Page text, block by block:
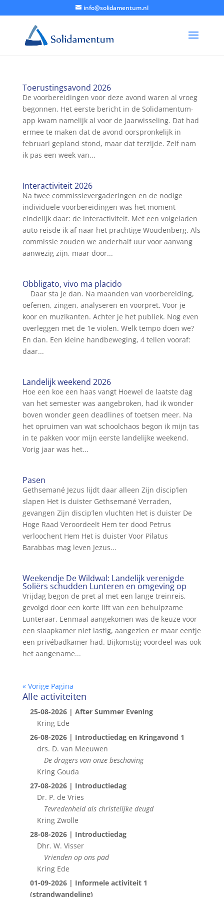
info@solidamentum.nl
Toerustingsavond 2026
De voorbereidingen voor deze avond waren al vroeg
begonnen. Het eerste bericht in de Solidamentum-
app kwam namelijk al voor de jaarwisseling. Dat had
ermee te maken dat de avond oorspronkelijk in
februari gepland stond, maar dat terzijde. Zelf nam
ik pas een week van...
Interactiviteit 2026
Na twee commissievergaderingen en de nodige
individuele voorbereidingen was het moment
eindelijk daar: de interactiviteit. Met een volgeladen
auto reisde ik af naar het prachtige Woudenberg. Als
commissie zouden we anderhalf uur voor aanvang
aanwezig zijn, maar door...
Obbligato, vivo ma placido
Daar sta je dan. Na maanden van voorbereiding,
oefenen, zingen, analyseren en voorpret. Voor je
koor en muzikanten. Achter je het publiek. Nog even
overleggen met de 1e violen. Welk tempo doen we?
En dan. Een kleine handbeweging, 4 tellen vooraf:
daar...
Landelijk weekend 2026
Hoe een koe een haas vangt Hoewel de laatste dag
van het semester was aangebroken, had ik wonder
boven wonder geen deadlines of toetsen meer. Na
het opruimen van wat schoolchaos begon ik mijn tas
in te pakken voor mijn eerste landelijke weekend.
Vorig jaar was het...
Pasen
Gethsemané Jezus lijdt daar alleen Zijn discip’len
slapen Het is duister Gethsemané Verraden,
gevangen Zijn discip’len vluchten Het is duister De
Hoge Raad Veroordeelt Hem ter dood Petrus
verloochent Hem Het is duister Voor Pilatus
Barabbas mag leven Jezus...
Weekendje De Wildwal: Landelijk verenigde
Soliërs schudden Lunteren en omgeving op
Vrijdag begon de pret al met een lange treinreis,
gevolgd door een korte lift van een behulpzame
Lunteraar. Eenmaal aangekomen was de keuze voor
een slaapkamer niet lastig, aangezien er maar eentje
een privébadkamer had. Bijkomstig voordeel was ook
het aangename...
« Vorige Pagina
Alle activiteiten
25-08-2026 | After Summer Evening
Kring Ede
26-08-2026 | Introductiedag en Kringavond 1
drs. D. van Meeuwen
De dragers van onze beschaving
Kring Gouda
27-08-2026 | Introductiedag
Dr. P. de Vries
Tevredenheid als christelijke deugd
Kring Zwolle
28-08-2026 | Introductiedag
Dhr. W. Visser
Vrienden op ons pad
Kring Ede
01-09-2026 | Informele activiteit 1
(strandwandeling)